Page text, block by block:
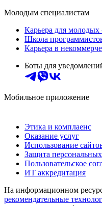
Молодым специалистам
Карьера для молодых
Школа
Карьера в
Боты для
Мобильное приложение
Этика и комплаенс
Оказание услуг
Использование
Защита
Пользовательское
ИТ аккредитация
На информационном
рекомендательные